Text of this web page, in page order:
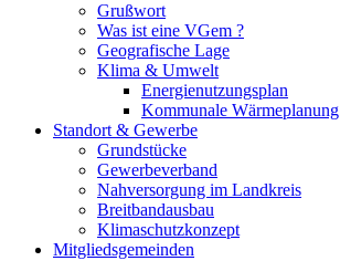
Grußwort
Was ist eine VGem ?
Geografische Lage
Klima & Umwelt
Energienutzungsplan
Kommunale Wärmeplanung
Standort & Gewerbe
Grundstücke
Gewerbeverband
Nahversorgung im Landkreis
Breitbandausbau
Klimaschutzkonzept
Mitgliedsgemeinden